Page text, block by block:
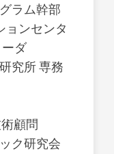
ラム幹部
ョンセンタ
ダ
究所 専務
顧問
ク研究会